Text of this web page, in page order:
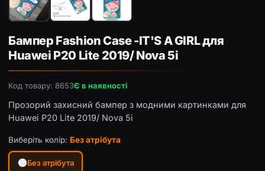
Бампер Fashion Case -IT'S A GIRL для
Huawei P20 Lite 2019/ Nova 5i
Код товару: 8653Є в наявності
Прозорий захисний бампер з модними картинками для
Huawei P20 Lite 2019/ Nova 5i
Виберіть колір: Без атрібута
Без атрібута